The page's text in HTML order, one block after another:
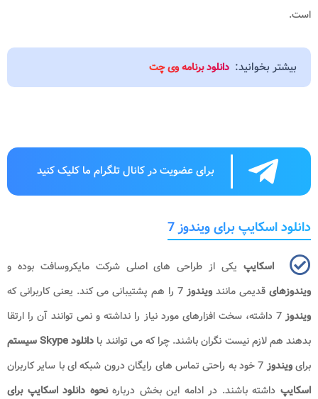
است.
بیشتر بخوانید: دانلود برنامه وی چت
برای عضویت در کانال تلگرام ما کلیک کنید
دانلود اسکایپ برای ویندوز 7
اسکایپ یکی از طراحی های اصلی شرکت مایکروسافت بوده و
ویندوزهای قدیمی مانند ویندوز7 را هم پشتیبانی می کند. یعنی کاربرانی که
ویندوز 7 داشته، سخت افزارهای مورد نیاز را نداشته و نمی توانند آن را ارتقا
بدهند هم لازم نیست نگران باشند. چرا که می توانند با دانلود Skype سیستم
برایویندوز7 خود به راحتی تماس های رایگان درون شبکه ای با سایر کاربران
اسکایپ داشته باشند. در ادامه این بخش دربارهنحوه دانلود اسکایپ برای